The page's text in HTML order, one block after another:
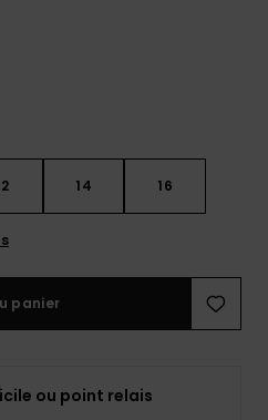
et
14 16
panier
ou point relais